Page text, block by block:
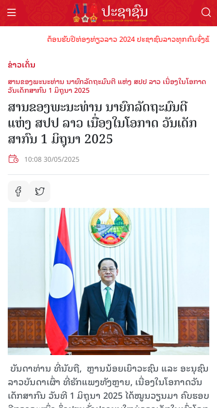
ຕ້ອນຮັບປີທ່ອງທ່ຽວລາວ 2024 ປະຊາຊົນລາວທຸກຄົນຈົ່ງພ້ອມ
ຂ່າວເດັ່ນ
ສານຂອງພະນະທ່ານ ນາຍົກລັດຖະມົນຕີ ແຫ່ງ ສປປ ລາວ ເນື່ອງໃນໂອກາດ
ວັນເດັກສາກົນ 1 ມິຖຸນາ 2025
ສານຂອງພະນະທ່ານ ນາຍົກລັດຖະມົນຕີ
ແຫ່ງ ສປປ ລາວ ເນື່ອງໃນໂອກາດ ວັນເດັກ
ສາກົນ 1 ມິຖຸນາ 2025
10:08 30/05/2025
­ ບັນດາທ່ານ ທີ່ນັບຖື, ­ ຫຼານນ້ອຍເຍົາວະຊົນ ແລະ ອະນຸຊົນ
ລາວບັນດາເຜົ່າ ທີ່ຮັກແພງທັງຫຼາຍ, ເນື່ອງໃນໂອກາດວັນ
ເດັກສາກົນ ວັນທີ 1 ມິຖຸນາ 2025 ໄດ້ໝູນວຽນມາ ຄົບຮອບ